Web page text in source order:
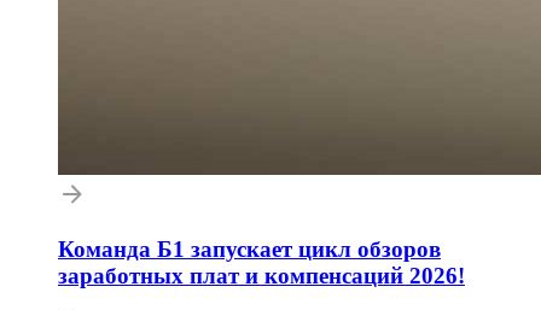
Команда Б1 запускает цикл обзоров
заработных плат и компенсаций 2026!